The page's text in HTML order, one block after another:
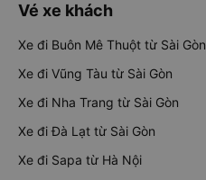
Vé xe khách
Xe đi Buôn Mê Thuột từ Sài Gòn
Xe đi Vũng Tàu từ Sài Gòn
Xe đi Nha Trang từ Sài Gòn
Xe đi Đà Lạt từ Sài Gòn
Xe đi Sapa từ Hà Nội